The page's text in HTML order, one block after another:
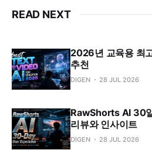
READ NEXT
2026년 교육용 최
추천
DIGEN 28 JUL 2026
RawShorts AI 30
리뷰와 인사이트
DIGEN 28 JUL 2026